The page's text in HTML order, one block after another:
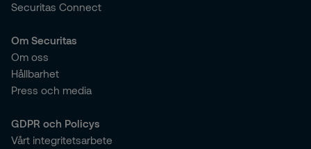
Securitas Connect
Om Securitas
Om oss
Hållbarhet
Press och media
GDPR och Policys
Vårt integritetsarbete